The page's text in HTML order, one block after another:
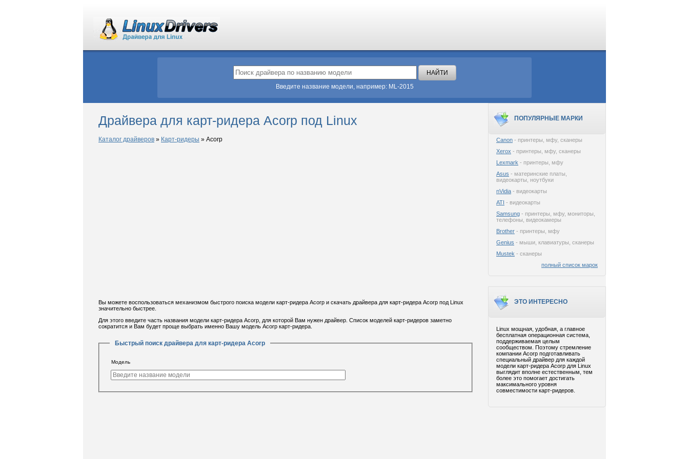
Введите название модели, например: ML-2015
Драйвера для карт-ридера Acorp под Linux
Каталог драйверов » Карт-ридеры » Acorp
Вы можете воспользоваться механизмом быстрого поиска модели карт-ридера Acorp и скачать драйвера для карт-ридера Acorp под Linux
значительно быстрее.
Для этого введите часть названия модели карт-ридера Acorp, для которой Вам нужен драйвер. Список моделей карт-ридеров заметно
сократится и Вам будет проще выбрать именно Вашу модель Acorp карт-ридера.
Быстрый поиск драйвера для карт-ридера Acorp
Модель
ПОПУЛЯРНЫЕ МАРКИ
Canon - принтеры, мфу, сканеры
Xerox - принтеры, мфу, сканеры
Lexmark - принтеры, мфу
Asus - материнские платы,
видеокарты, ноутбуки
nVidia - видеокарты
ATI - видеокарты
Samsung - принтеры, мфу, мониторы,
телефоны, видеокамеры
Brother - принтеры, мфу
Genius - мыши, клавиатуры, сканеры
Mustek - сканеры
полный список марок
ЭТО ИНТЕРЕСНО
Linux мощная, удобная, а главное
бесплатная операционная система,
поддерживаемая целым
сообществом. Поэтому стремление
компании Acorp подготавливать
специальный драйвер для каждой
модели карт-ридера Acorp для Linux
выглядит вполне естественным, тем
более это помогает достигать
максимального уровня
совместимости карт-ридеров.